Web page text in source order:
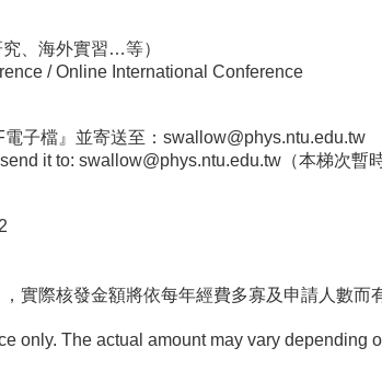
、海外實習…等）
/ Online International Conference
子檔』並寄送至：swallow@phys.ntu.edu.tw
it to: swallow@phys.ntu.edu.tw（本梯次暫
實際核發金額將依每年經費多寡及申請人數而
The actual amount may vary depending